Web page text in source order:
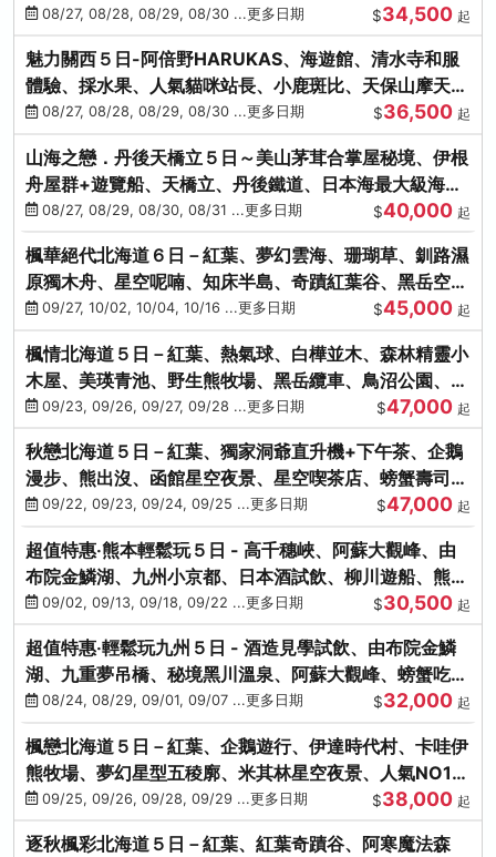
08/27, 08/28, 08/29, 08/30 ...更多日期 $34,500 起
魅力關西５日-阿倍野HARUKAS、海遊館、清水寺和服
體驗、採水果、人氣貓咪站長、小鹿斑比、天保山摩天
輪、水上巴士
08/27, 08/28, 08/29, 08/30 ...更多日期 $36,500 起
山海之戀．丹後天橋立５日～美山茅茸合掌屋秘境、伊根
舟屋群+遊覽船、天橋立、丹後鐵道、日本海最大級海鮮
市場08/27, 08/29, 08/30, 08/31 ...更多日期 $40,000 起
楓華絕代北海道６日－紅葉、夢幻雲海、珊瑚草、釧路濕
原獨木舟、星空呢喃、知床半島、奇蹟紅葉谷、黑岳空中
纜車、旭山動物園
09/27, 10/02, 10/04, 10/16 ...更多日期 $45,000 起
楓情北海道５日－紅葉、熱氣球、白樺並木、森林精靈小
木屋、美瑛青池、野生熊牧場、黑岳纜車、鳥沼公園、紅
葉奇蹟谷、螃蟹吃到飽
09/23, 09/26, 09/27, 09/28 ...更多日期 $47,000 起
秋戀北海道５日－紅葉、獨家洞爺直升機+下午茶、企鵝
漫步、熊出沒、函館星空夜景、星空喫茶店、螃蟹壽司、
海膽、三大螃蟹放題
09/22, 09/23, 09/24, 09/25 ...更多日期 $47,000 起
超值特惠‧熊本輕鬆玩５日 - 高千穗峽、阿蘇大觀峰、由
布院金鱗湖、九州小京都、日本酒試飲、柳川遊船、熊本
城、熊本AEON
09/02, 09/13, 09/18, 09/22 ...更多日期 $30,500 起
超值特惠‧輕鬆玩九州５日 - 酒造見學試飲、由布院金鱗
湖、九重夢吊橋、秘境黑川溫泉、阿蘇大觀峰、螃蟹吃到
飽08/24, 08/29, 09/01, 09/07 ...更多日期 $32,000 起
楓戀北海道５日－紅葉、企鵝遊行、伊達時代村、卡哇伊
熊牧場、夢幻星型五稜廓、米其林星空夜景、人氣NO1小
丑漢堡、洞爺花火
09/25, 09/26, 09/28, 09/29 ...更多日期 $38,000 起
逐秋楓彩北海道５日－紅葉、紅葉奇蹟谷、阿寒魔法森